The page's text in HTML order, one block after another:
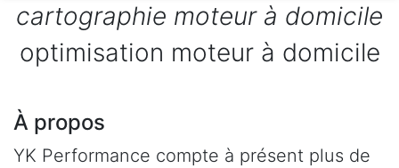
cartographie moteur à domicile
optimisation moteur à domicile
À propos
YK Performance compte à présent plus de